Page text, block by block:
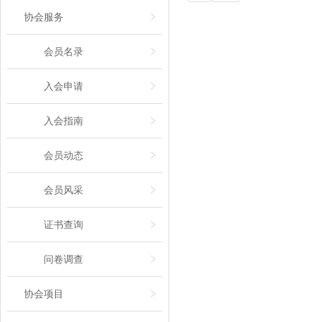
协会服务
会员名录
入会申请
入会指南
会员动态
会员风采
证书查询
问卷调查
协会项目